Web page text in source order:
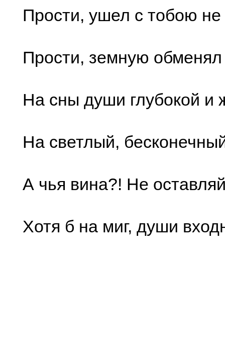
Прости, ушел с тобою
Прости, земную обменял
На сны души глубокой и
На светлый,
А чья вина?! Не
Хотя б на миг, души